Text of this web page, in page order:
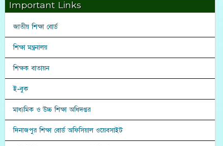
Important Links
জাতীয় শিক্ষা বোর্ড
শিক্ষা মন্ত্রনালয়
শিক্ষক বাতায়ন
ই-বুক
মাধ্যমিক ও উচ্চ শিক্ষা অধিদপ্তর
দিনাজপুর শিক্ষা বোর্ড অফিসিয়াল ওয়েবসাইট